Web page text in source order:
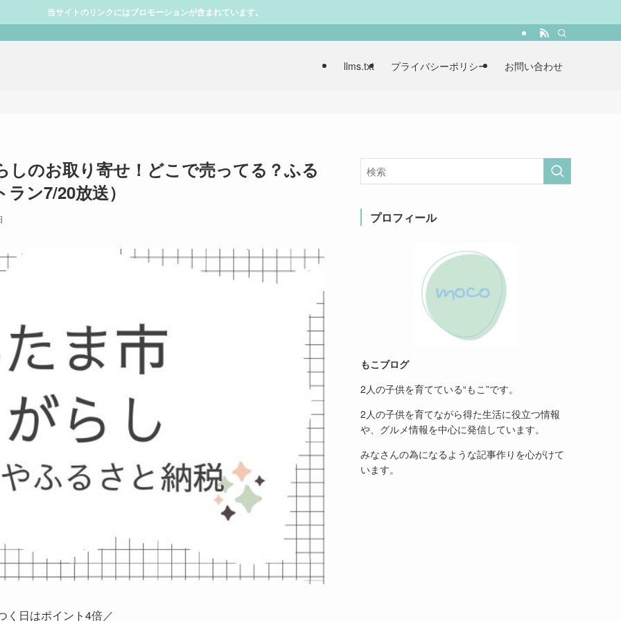
当サイトのリンクにはプロモーションが含まれています。
llms.txt プライバシーポリシー お問い合わせ
しのお取り寄せ！どこで売ってる？ふる
ン7/20放送）
く日はポイント4倍／
プロフィール
もこブログ
2人の子供を育てている“もこ”です。
2人の子供を育てながら得た生活に役立つ情報
や、グルメ情報を中心に発信しています。
みなさんの為になるような記事作りを心がけて
います。